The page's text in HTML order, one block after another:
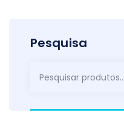
Pesquisa
Pesquisar